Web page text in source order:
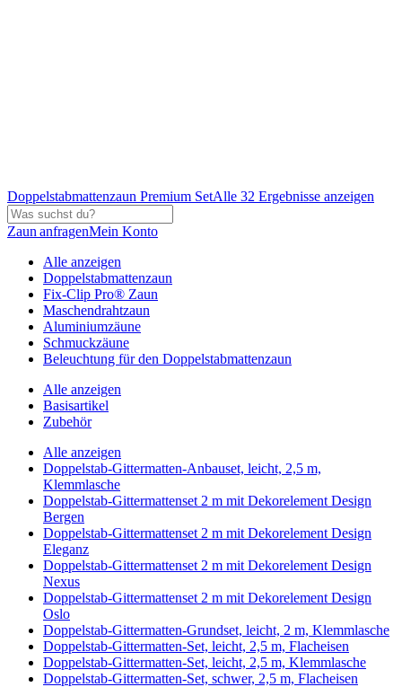
Doppelstabmattenzaun Premium SetAlle 32 Ergebnisse anzeigen
Zaun anfragenMein Konto
Alle anzeigen
Doppelstabmattenzaun
Fix-Clip Pro® Zaun
Maschendrahtzaun
Aluminiumzäune
Schmuckzäune
Beleuchtung für den Doppelstabmattenzaun
Alle anzeigen
Basisartikel
Zubehör
Alle anzeigen
Doppelstab-Gittermatten-Anbauset, leicht, 2,5 m,
Klemmlasche
Doppelstab-Gittermattenset 2 m mit Dekorelement Design
Bergen
Doppelstab-Gittermattenset 2 m mit Dekorelement Design
Eleganz
Doppelstab-Gittermattenset 2 m mit Dekorelement Design
Nexus
Doppelstab-Gittermattenset 2 m mit Dekorelement Design
Oslo
Doppelstab-Gittermatten-Grundset, leicht, 2 m, Klemmlasche
Doppelstab-Gittermatten-Set, leicht, 2,5 m, Flacheisen
Doppelstab-Gittermatten-Set, leicht, 2,5 m, Klemmlasche
Doppelstab-Gittermatten-Set, schwer, 2,5 m, Flacheisen